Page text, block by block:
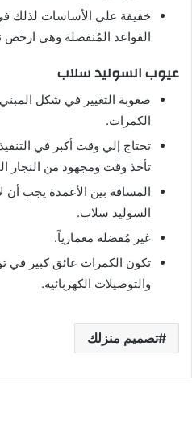
خفيفة علي الأساسات لذلك
القواعد المُنفصلة وهي ارخص
عيوب السوليد سلاب
صعوبة التغيير في شكل المبني
الكمرات.
تحتاج إلي وقت أكبر في
تأخذ وقت ومجهود من النجار
السوليد سلاب.
غير مُفضلة معمارياً.
تكون الكمرات عائق كبير في
والتوصيلات الكهربائية.
تصميم منزلك